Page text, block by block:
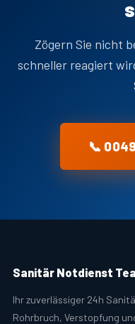
Zögern Sie nicht
schneller reagiert
📞
Sanitär Notdienst
Ihr zuverlässiger 24h
Rohrbruch, Verstopfung